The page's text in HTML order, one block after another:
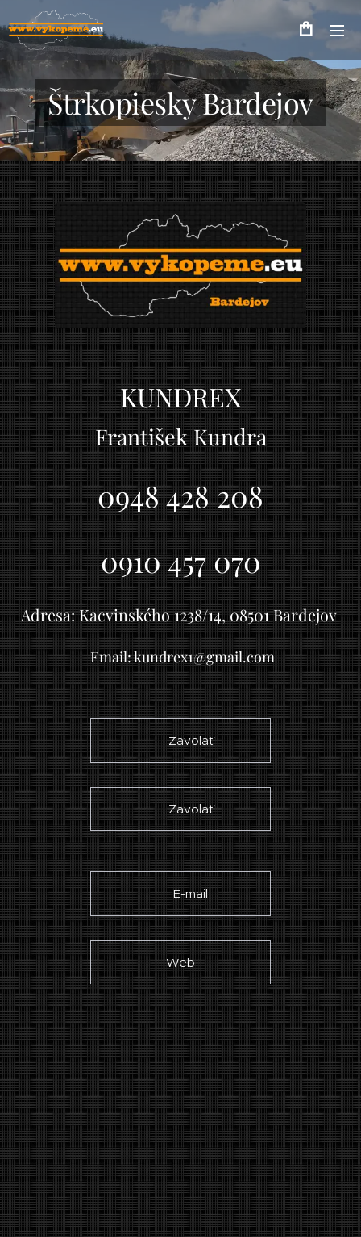
Štrkopiesky Bardejov
KUNDREX
František Kundra
0948 428 208
0910 457 070
Adresa: Kacvinského 1238/14, 08501 Bardejov
Email: kundrex1@gmail.com
☎ Zavolať
☎ Zavolať
✉ E-mail
Web